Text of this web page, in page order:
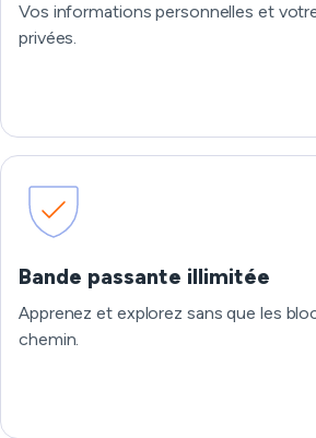
Vos informations personnelles et
privées.
Bande passante illimitée
Apprenez et explorez sans que les
chemin.